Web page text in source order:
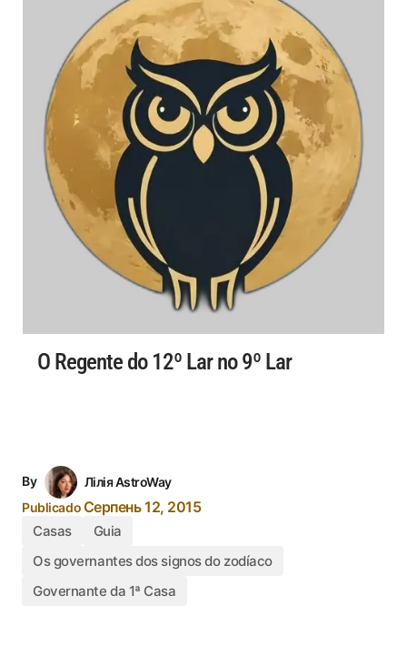
O Regente do 12º Lar no 9º Lar
By
Лілія AstroWay
PublicadoСерпень 12, 2015
Casas
Guia
Os governantes dos signos do zodíaco
Governante da 1ª Casa